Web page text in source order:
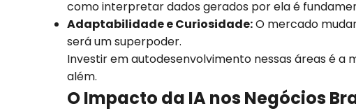
como interpretar dados gerados por ela é
Adaptabilidade e Curiosidade:O mercado
será um superpoder.
Investir em autodesenvolvimento nessas áreas é
além.
O Impacto da IA nos Negócios